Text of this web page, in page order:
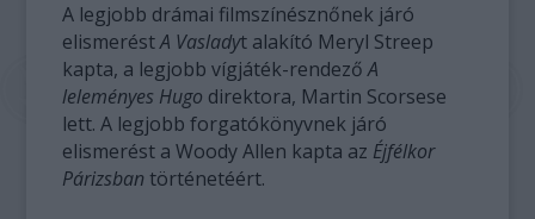
A legjobb drámai filmszínésznőnek járó
elismeréstA Vasladyt alakító Meryl Streep
kapta, a legjobb vígjáték-rendezőA
leleményes Hugo direktora, Martin Scorsese
lett. A legjobb forgatókönyvnek járó
elismerést a Woody Allen kapta az Éjfélkor
Párizsban történetéért.